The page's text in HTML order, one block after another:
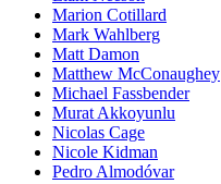
Marion Cotillard
Mark Wahlberg
Matt Damon
Matthew McConaughey
Michael Fassbender
Murat Akkoyunlu
Nicolas Cage
Nicole Kidman
Pedro Almodóvar